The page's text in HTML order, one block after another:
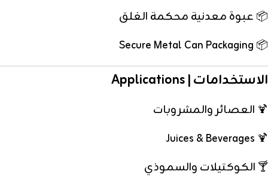
📦 عبوة معدنية محكمة الغلق
📦 Secure Metal Can Packaging
الاستخدامات | Applications
🍹 العصائر والمشروبات
🍹 Juices & Beverages
🍸 الكوكتيلات والسموذي